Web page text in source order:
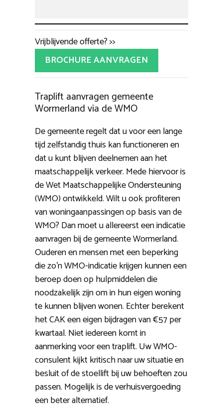
Vrijblijvende offerte? >>
BROCHURE AANVRAGEN
Traplift aanvragen gemeente
Wormerland via de WMO
De gemeente regelt dat u voor een lange
tijd zelfstandig thuis kan functioneren en
dat u kunt blijven deelnemen aan het
maatschappelijk verkeer. Mede hiervoor is
de Wet Maatschappelijke Ondersteuning
(WMO) ontwikkeld. Wilt u ook profiteren
van woningaanpassingen op basis van de
WMO? Dan moet u allereerst een indicatie
aanvragen bij de gemeente Wormerland.
Ouderen en mensen met een beperking
die zo’n WMO-indicatie krijgen kunnen een
beroep doen op hulpmiddelen die
noodzakelijk zijn om in hun eigen woning
te kunnen blijven wonen. Echter berekent
het CAK een eigen bijdragen van €57 per
kwartaal. Niet iedereen komt in
aanmerking voor een traplift. Uw WMO-
consulent kijkt kritisch naar uw situatie en
besluit of de stoellift bij uw behoeften zou
passen. Mogelijk is de verhuisvergoeding
een beter alternatief.